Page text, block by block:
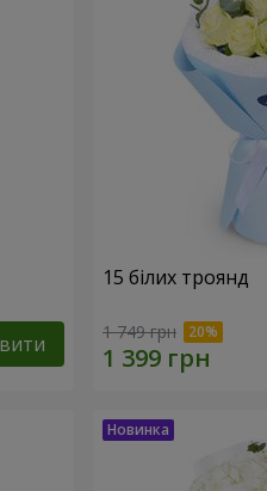
15 білих троянд
1 749 грн